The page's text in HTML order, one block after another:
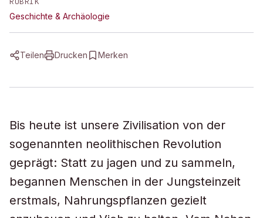
Geschichte & Archäologie
Teilen Drucken Merken
Bis heute ist unsere Zivilisation von der
sogenannten neolithischen Revolution
geprägt: Statt zu jagen und zu sammeln,
begannen Menschen in der Jungsteinzeit
erstmals, Nahrungspflanzen gezielt